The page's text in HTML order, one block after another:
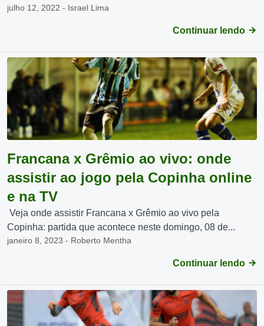
julho 12, 2022 - Israel Lima
Continuar lendo
Francana x Grêmio ao vivo: onde
assistir ao jogo pela Copinha online
e na TV
Veja onde assistir Francana x Grêmio ao vivo pela
Copinha: partida que acontece neste domingo, 08 de...
janeiro 8, 2023 - Roberto Mentha
Continuar lendo